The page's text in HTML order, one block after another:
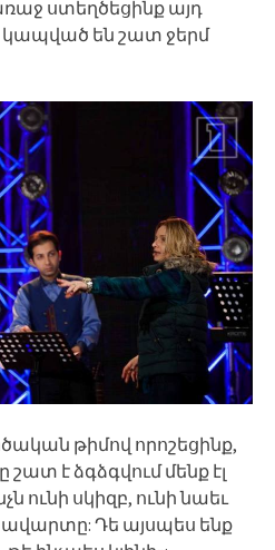
ստեղծեցինք այդ
կապված են շատ ջերմ
թիմով որոշեցինք,
շատ է ձգձգվում մենք էլ
ունի սկիզբ, ունի նաեւ
Դե այսպես ենք